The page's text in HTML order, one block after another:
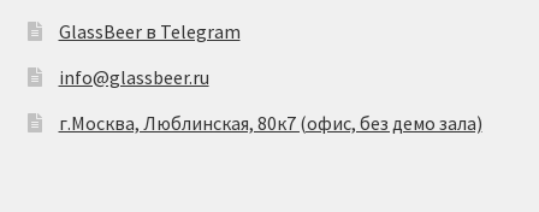
GlassBeer в Telegram
info@glassbeer.ru
г.Москва, Люблинская, 80к7 (офис, без демо зала)